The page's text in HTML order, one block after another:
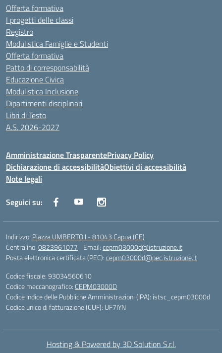
Offerta formativa
I progetti delle classi
Registro
Modulistica Famiglie e Studenti
Offerta formativa
Patto di corresponsabilità
Educazione Civica
Modulistica Inclusione
Dipartimenti disciplinari
Libri di Testo
A.S. 2026-2027
Amministrazione TrasparentePrivacy Policy
Dichiarazione di accessibilitàObiettivi di accessibilità
Note legali
Seguici su:
Indirizzo: Piazza UMBERTO I - 81043 Capua (CE)
Centralino:0823961077 Email:cepm03000d@istruzione.it
Posta elettronica certificata (PEC):cepm03000d@pec.istruzione.it
Codice fiscale: 93034560610
Codice meccanografico: CEPM03000D
Codice Indice delle Pubbliche Amministrazioni (IPA): istsc_cepm03000d
Codice unico di fatturazione (CUF): UF7IYN
Hosting & Powered by 3D Solution S.r.l.